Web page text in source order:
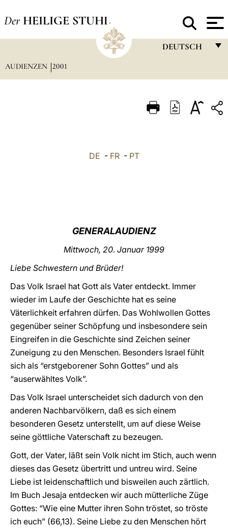
Der HEILIGE STUHL
DEUTSCH
ITALIANO
LATINE
AUDIENZEN 2001
DE - FR- PT
GENERALAUDIENZ
Mittwoch, 20. Januar 1999
Liebe Schwestern und Brüder!
Das Volk Israel hat Gott als Vater entdeckt. Immer
wieder im Laufe der Geschichte hat es seine
Väterlichkeit erfahren dürfen. Das Wohlwollen Gottes
gegenüber seiner Schöpfung und insbesondere sein
Eingreifen in die Geschichte sind Zeichen seiner
Zuneigung zu den Menschen. Besonders Israel fühlt
sich als “erstgeborener Sohn Gottes” und als
“auserwähltes Volk”.
Das Volk Israel unterscheidet sich dadurch von den
anderen Nachbarvölkern, daß es sich einem
besonderen Gesetz unterstellt, um auf diese Weise
seine göttliche Vaterschaft zu bezeugen.
Gott, der Vater, läßt sein Volk nicht im Stich, auch wenn
dieses das Gesetz übertritt und untreu wird. Seine
Liebe ist leidenschaftlich und bisweilen auch zärtlich.
Im Buch Jesaja entdecken wir auch mütterliche Züge
Gottes: “Wie eine Mutter ihren Sohn tröstet, so tröste
ich euch” (66,13). Seine Liebe zu den Menschen hört